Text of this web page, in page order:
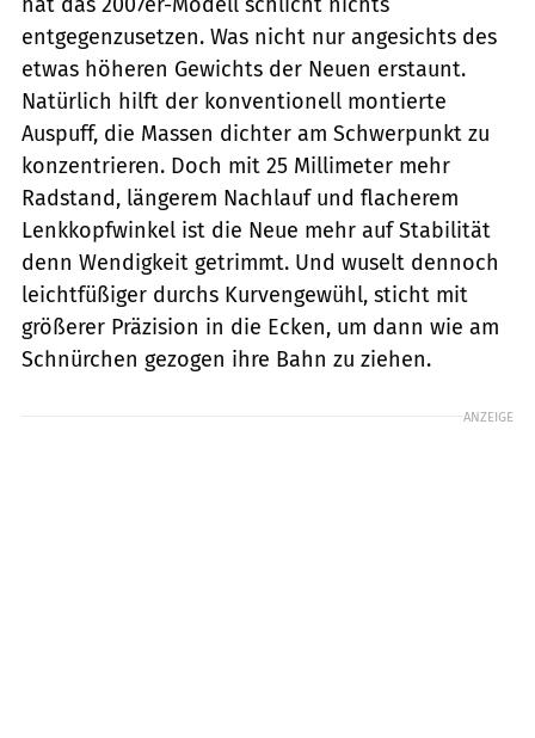
entgegenzusetzen. Was nicht nur angesichts des
etwas höheren Gewichts der Neuen erstaunt.
Natürlich hilft der konventionell montierte
Auspuff, die Massen dichter am Schwerpunkt zu
konzentrieren. Doch mit 25 Millimeter mehr
Radstand, längerem Nachlauf und flacherem
Lenkkopfwinkel ist die Neue mehr auf Stabilität
denn Wendigkeit getrimmt. Und wuselt dennoch
leichtfüßiger durchs Kurvengewühl, sticht mit
größerer Präzision in die Ecken, um dann wie am
Schnürchen gezogen ihre Bahn zu ziehen.
ANZEIGE